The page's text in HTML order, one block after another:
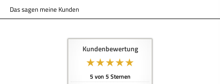
Das sagen meine Kunden
Kundenbewertung
5 von 5 Sternen